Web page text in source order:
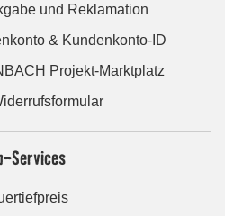
und Reklamation
& Kundenkonto-ID
Projekt-Marktplatz
Services